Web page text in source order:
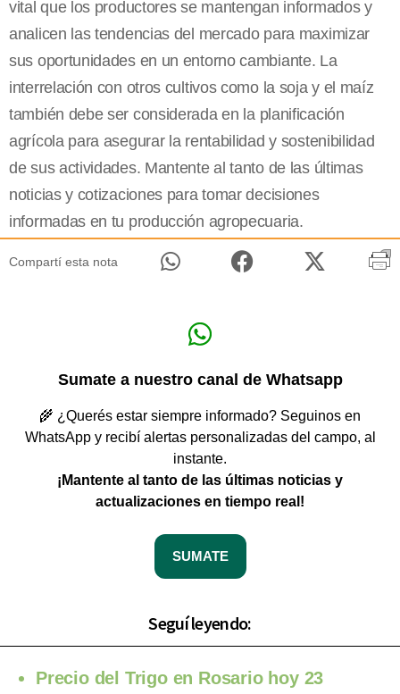
vital que los productores se mantengan informados y
analicen las tendencias del mercado para maximizar
sus oportunidades en un entorno cambiante. La
interrelación con otros cultivos como la soja y el maíz
también debe ser considerada en la planificación
agrícola para asegurar la rentabilidad y sostenibilidad
de sus actividades. Mantente al tanto de las últimas
noticias y cotizaciones para tomar decisiones
informadas en tu producción agropecuaria.
Compartí esta nota
Sumate a nuestro canal de Whatsapp
🌾 ¿Querés estar siempre informado? Seguinos en
WhatsApp y recibí alertas personalizadas del campo, al
instante.
¡Mantente al tanto de las últimas noticias y
actualizaciones en tiempo real!
SUMATE
Seguí leyendo:
Precio del Trigo en Rosario hoy 23